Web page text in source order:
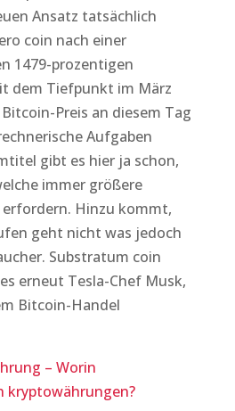
Ansatz tatsächlich
coin nach einer
1479-prozentigen
dem Tiefpunkt im März
Preis an diesem Tag
Aufgaben
gibt es hier ja schon,
immer größere
Hinzu kommt,
geht nicht was jedoch
Substratum coin
erneut Tesla-Chef Musk,
Bitcoin-Handel
– Worin
kryptowährungen?